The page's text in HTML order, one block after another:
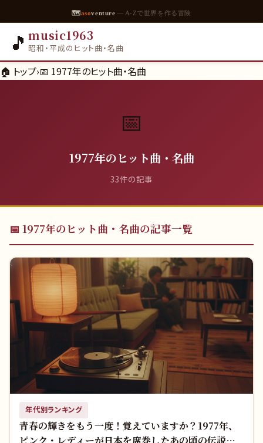
🗺asoventure — A-Zで世界を作る冒険
🎵 music1963
昭和・平成のヒット曲・名曲
🏠 トップ›📅 1977年のヒット曲・名曲
📅
1977年のヒット曲・名曲
33件の記事
📅 1977年のヒット曲・名曲の記事一覧
年代別ランキング
青春の輝きをもう一度！覚えていますか？1977年、
ピンク・レディーが日本を席巻したあの頃の伝説と